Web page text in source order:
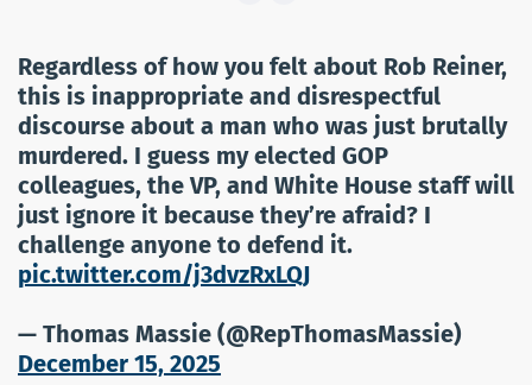
Regardless of how you felt about Rob Reiner,
this is inappropriate and disrespectful
discourse about a man who was just brutally
murdered. I guess my elected GOP
colleagues, the VP, and White House staff will
just ignore it because they’re afraid? I
challenge anyone to defend it.
pic.twitter.com/j3dvzRxLQJ
— Thomas Massie (@RepThomasMassie)
December 15, 2025